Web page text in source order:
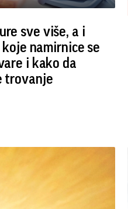
sve više, a i
namirnice se
i kako da
trovanje